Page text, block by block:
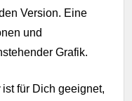
Version. Eine
und
Grafik.
ist für Dich geeignet,